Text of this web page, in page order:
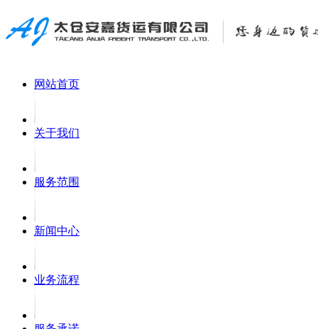
网站首页
关于我们
服务范围
新闻中心
业务流程